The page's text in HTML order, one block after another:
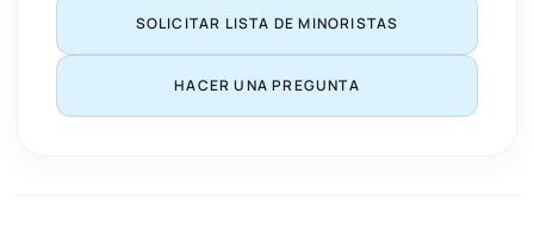
SOLICITAR LISTA DE MINORISTAS
HACER UNA PREGUNTA